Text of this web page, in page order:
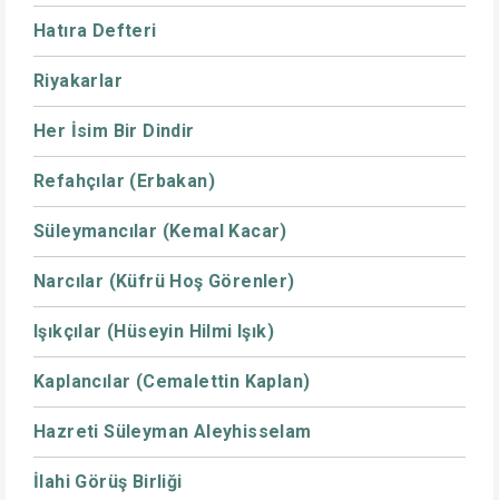
Hatıra Defteri
Riyakarlar
Her İsim Bir Dindir
Refahçılar (Erbakan)
Süleymancılar (Kemal Kacar)
Narcılar (Küfrü Hoş Görenler)
Işıkçılar (Hüseyin Hilmi Işık)
Kaplancılar (Cemalettin Kaplan)
Hazreti Süleyman Aleyhisselam
İlahi Görüş Birliği